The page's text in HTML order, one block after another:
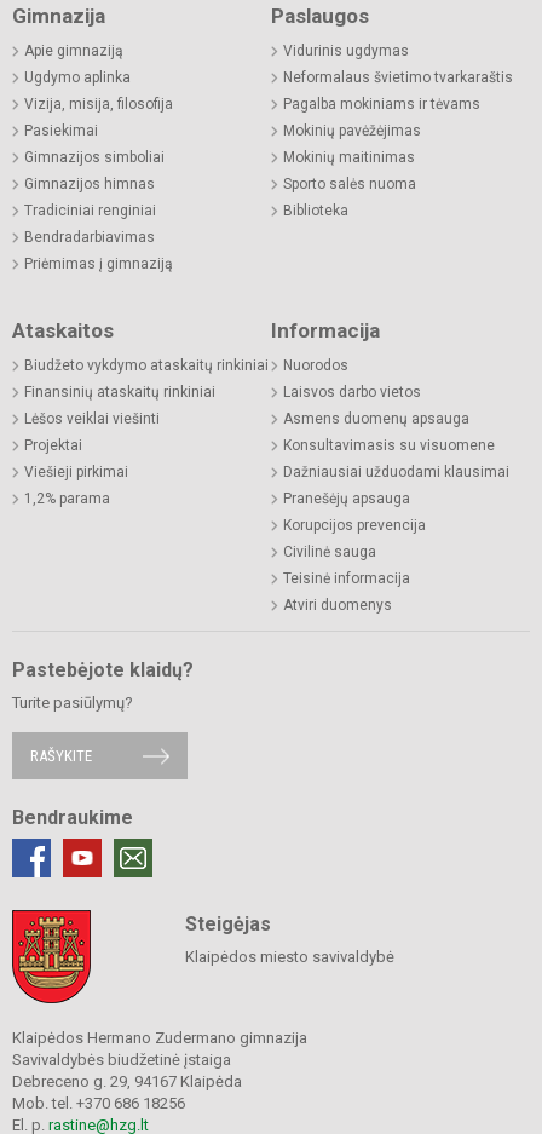
Gimnazija
Apie gimnaziją
Ugdymo aplinka
Vizija, misija, filosofija
Pasiekimai
Gimnazijos simboliai
Gimnazijos himnas
Tradiciniai renginiai
Bendradarbiavimas
Priėmimas į gimnaziją
Paslaugos
Vidurinis ugdymas
Neformalaus švietimo tvarkaraštis
Pagalba mokiniams ir tėvams
Mokinių pavėžėjimas
Mokinių maitinimas
Sporto salės nuoma
Biblioteka
Ataskaitos
Biudžeto vykdymo ataskaitų rinkiniai
Finansinių ataskaitų rinkiniai
Lėšos veiklai viešinti
Projektai
Viešieji pirkimai
1,2% parama
Informacija
Nuorodos
Laisvos darbo vietos
Asmens duomenų apsauga
Konsultavimasis su visuomene
Dažniausiai užduodami klausimai
Pranešėjų apsauga
Korupcijos prevencija
Civilinė sauga
Teisinė informacija
Atviri duomenys
Pastebėjote klaidų?
Turite pasiūlymų?
RAŠYKITE
Bendraukime
Steigėjas
Klaipėdos miesto savivaldybė
Klaipėdos Hermano Zudermano gimnazija
Savivaldybės biudžetinė įstaiga
Debreceno g. 29, 94167 Klaipėda
Mob. tel. +370 686 18256
El. p. rastine@hzg.lt